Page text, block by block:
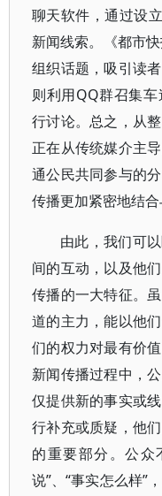
聊天软件，通过设
新闻线索。《都市
组织话题，吸引读
则利用QQ群召集
行讨论。总之，从
正在从传统媒介主
通公民共同参与的
传播更加紧密地结合
由此，我们可
间的互动，以及他
传播的一大特征。
道的主力，能以他
们的权力对最有价
新闻传播过程中，
仅提供新的事实或
行补充或质疑，他
的重要部分。公众
说”、“事实怎么样”